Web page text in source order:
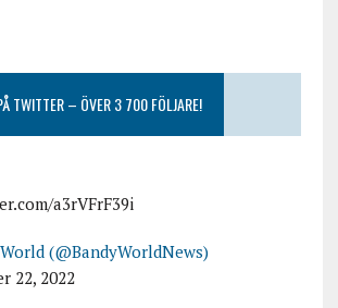
TWITTER – ÖVER 3 700 FÖLJARE!
a3rVFrF39i
(@BandyWorldNews)
22, 2022